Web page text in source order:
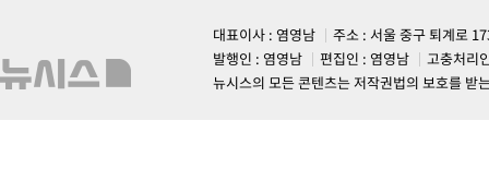
대표이사 : 염영남
주소 : 서울 중구 퇴계로
발행인 : 염영남
편집인 : 염영남
고충처리
뉴시스의 모든 콘텐츠는 저작권법의 보호를